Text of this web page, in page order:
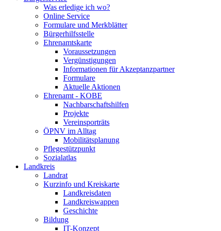
Was erledige ich wo?
Online Service
Formulare und Merkblätter
Bürgerhilfsstelle
Ehrenamtskarte
Voraussetzungen
Vergünstigungen
Informationen für Akzeptanzpartner
Formulare
Aktuelle Aktionen
Ehrenamt - KOBE
Nachbarschaftshilfen
Projekte
Vereinsporträts
ÖPNV im Alltag
Mobilitätsplanung
Pflegestützpunkt
Sozialatlas
Landkreis
Landrat
Kurzinfo und Kreiskarte
Landkreisdaten
Landkreiswappen
Geschichte
Bildung
IT-Konzept